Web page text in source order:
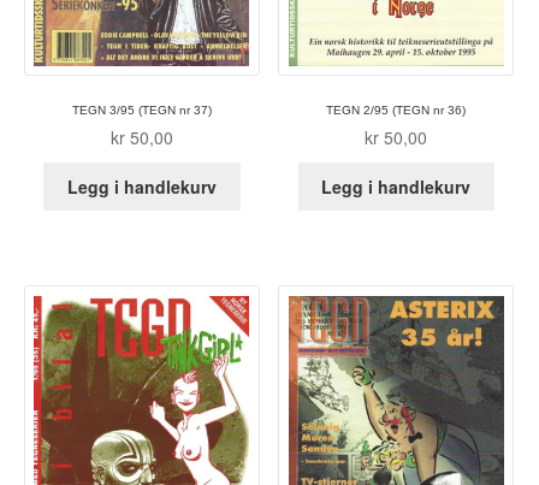
TEGN 3/95 (TEGN nr 37)
kr50,00
Legg i handlekurv
TEGN 2/95 (TEGN nr 36)
kr 50,00
Legg i handlekurv